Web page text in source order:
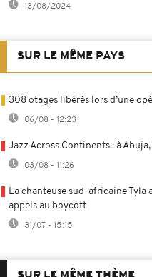
13/08/2024
SUR LE MÊME PAYS
308 otages libérés lors d’une
06/08 - 12:23
Jazz Across Continents : à
03/08 - 11:26
La chanteuse sud-africaine Tyla
appels au boycott
31/07 - 15:15